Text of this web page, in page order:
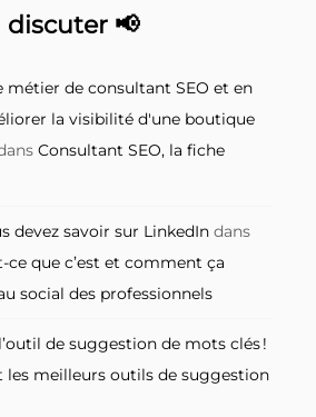
📢
métier de consultant SEO et en
la visibilité d'une boutique
Consultant SEO, la fiche
devez savoir sur LinkedIn dans
ce que c’est et comment ça
social des professionnels
de suggestion de mots clés !
les meilleurs outils de suggestion